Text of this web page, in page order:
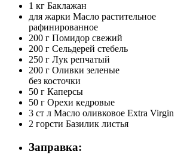
1 кг Баклажан
для жарки Масло растительное
рафинированное
200 г Помидор свежий
200 г Сельдерей стебель
250 г Лук репчатый
200 г Оливки зеленые
без косточки
50 г Каперсы
50 г Орехи кедровые
3 ст л Масло оливковое Extra Virgin
2 горсти Базилик листья
Заправка: